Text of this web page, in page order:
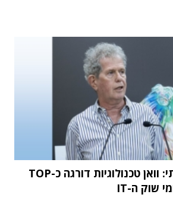
מחקר STKI השנתי: וואן טכנולוגיות דורגה כ-TOP